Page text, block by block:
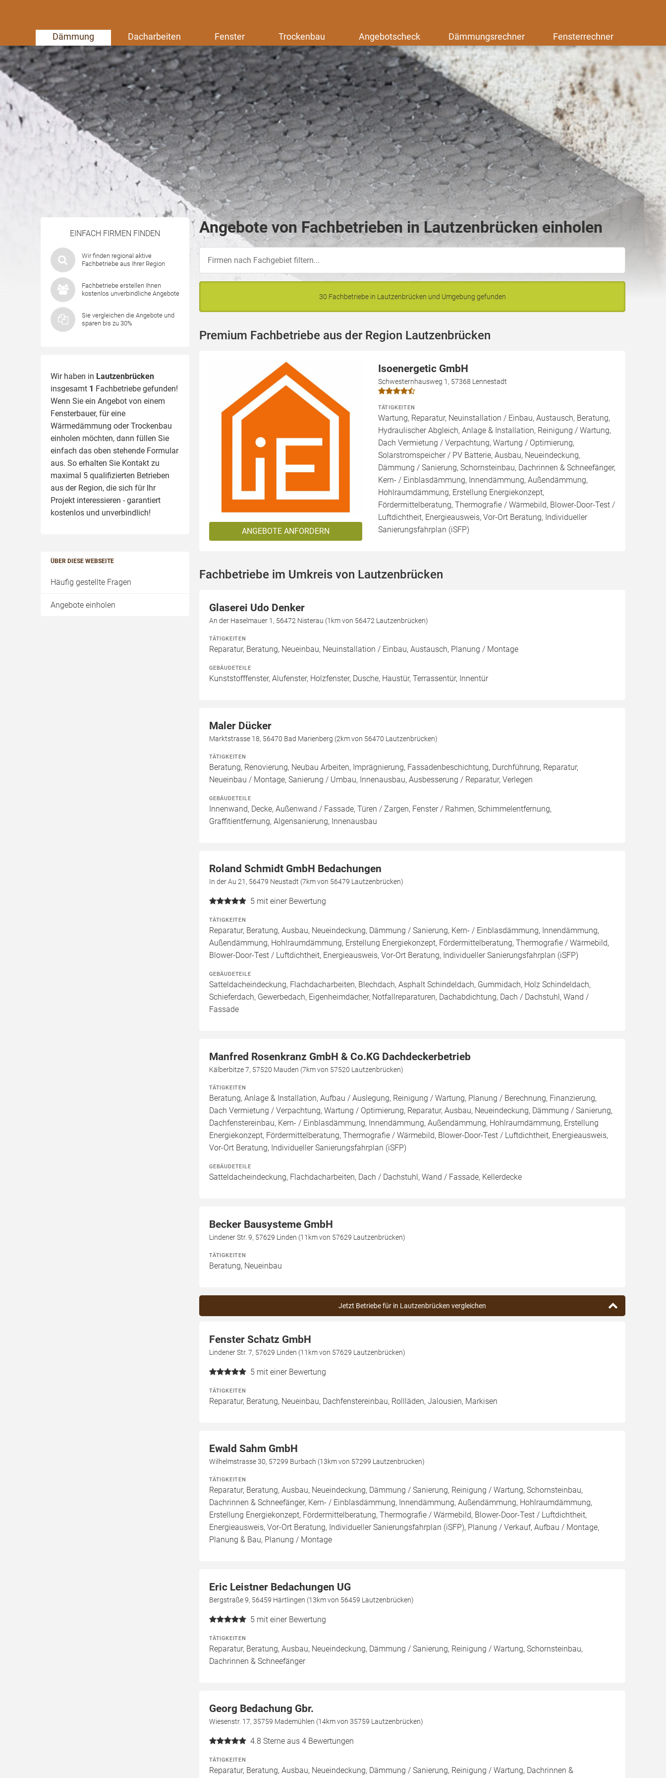
Dämmung Dacharbeiten Fenster Trockenbau Angebotscheck Dämmungsrechner Fensterrechner
EINFACH FIRMEN FINDEN
Wir finden regional aktive
Fachbetriebe aus Ihrer Region
Fachbetriebe erstellen Ihnen
kostenlos unverbindliche Angebote
Sie vergleichen die Angebote und
sparen bis zu 30%
Wir haben in Lautzenbrücken
insgesamt 1 Fachbetriebe gefunden!
Wenn Sie ein Angebot von einem
Fensterbauer, für eine
Wärmedämmung oder Trockenbau
einholen möchten, dann füllen Sie
einfach das oben stehende Formular
aus. So erhalten Sie Kontakt zu
maximal 5 qualifizierten Betrieben
aus der Region, die sich für Ihr
Projekt interessieren - garantiert
kostenlos und unverbindlich!
ÜBER DIESE WEBSEITE
Häufig gestellte Fragen
Angebote einholen
Angebote von Fachbetrieben in Lautzenbrücken einholen
30 Fachbetriebe in Lautzenbrücken und Umgebung gefunden
Premium Fachbetriebe aus der Region Lautzenbrücken
ANGEBOTE ANFORDERN
Isoenergetic GmbH
Schwesternhausweg 1, 57368 Lennestadt
TÄTIGKEITEN
Wartung, Reparatur, Neuinstallation / Einbau, Austausch, Beratung,
Hydraulischer Abgleich, Anlage & Installation, Reinigung / Wartung,
Dach Vermietung / Verpachtung, Wartung / Optimierung,
Solarstromspeicher / PV Batterie, Ausbau, Neueindeckung,
Dämmung / Sanierung, Schornsteinbau, Dachrinnen & Schneefänger,
Kern- / Einblasdämmung, Innendämmung, Außendämmung,
Hohlraumdämmung, Erstellung Energiekonzept,
Fördermittelberatung, Thermografie / Wärmebild, Blower-Door-Test /
Luftdichtheit, Energieausweis, Vor-Ort Beratung, Individueller
Sanierungsfahrplan (iSFP)
Fachbetriebe im Umkreis von Lautzenbrücken
Glaserei Udo Denker
An der Haselmauer 1, 56472 Nisterau (1km von 56472 Lautzenbrücken)
TÄTIGKEITEN
Reparatur, Beratung, Neueinbau, Neuinstallation / Einbau, Austausch, Planung / Montage
GEBÄUDETEILE
Kunststofffenster, Alufenster, Holzfenster, Dusche, Haustür, Terrassentür, Innentür
Maler Dücker
Marktstrasse 18, 56470 Bad Marienberg (2km von 56470 Lautzenbrücken)
TÄTIGKEITEN
Beratung, Renovierung, Neubau Arbeiten, Imprägnierung, Fassadenbeschichtung, Durchführung, Reparatur,
Neueinbau / Montage, Sanierung / Umbau, Innenausbau, Ausbesserung / Reparatur, Verlegen
GEBÄUDETEILE
Innenwand, Decke, Außenwand / Fassade, Türen / Zargen, Fenster / Rahmen, Schimmelentfernung,
Graffitientfernung, Algensanierung, Innenausbau
Roland Schmidt GmbH Bedachungen
In der Au 21, 56479 Neustadt (7km von 56479 Lautzenbrücken)
5 mit einer Bewertung
TÄTIGKEITEN
Reparatur, Beratung, Ausbau, Neueindeckung, Dämmung / Sanierung, Kern- / Einblasdämmung, Innendämmung,
Außendämmung, Hohlraumdämmung, Erstellung Energiekonzept, Fördermittelberatung, Thermografie / Wärmebild,
Blower-Door-Test / Luftdichtheit, Energieausweis, Vor-Ort Beratung, Individueller Sanierungsfahrplan (iSFP)
GEBÄUDETEILE
Satteldacheindeckung, Flachdacharbeiten, Blechdach, Asphalt Schindeldach, Gummidach, Holz Schindeldach,
Schieferdach, Gewerbedach, Eigenheimdächer, Notfallreparaturen, Dachabdichtung, Dach / Dachstuhl, Wand /
Fassade
Manfred Rosenkranz GmbH & Co.KG Dachdeckerbetrieb
Kälberbitze 7, 57520 Mauden (7km von 57520 Lautzenbrücken)
TÄTIGKEITEN
Beratung, Anlage & Installation, Aufbau / Auslegung, Reinigung / Wartung, Planung / Berechnung, Finanzierung,
Dach Vermietung / Verpachtung, Wartung / Optimierung, Reparatur, Ausbau, Neueindeckung, Dämmung / Sanierung,
Dachfenstereinbau, Kern- / Einblasdämmung, Innendämmung, Außendämmung, Hohlraumdämmung, Erstellung
Energiekonzept, Fördermittelberatung, Thermografie / Wärmebild, Blower-Door-Test / Luftdichtheit, Energieausweis,
Vor-Ort Beratung, Individueller Sanierungsfahrplan (iSFP)
GEBÄUDETEILE
Satteldacheindeckung, Flachdacharbeiten, Dach / Dachstuhl, Wand / Fassade, Kellerdecke
Becker Bausysteme GmbH
Lindener Str. 9, 57629 Linden (11km von 57629 Lautzenbrücken)
TÄTIGKEITEN
Beratung, Neueinbau
Jetzt Betriebe für in Lautzenbrücken vergleichen
Fenster Schatz GmbH
Lindener Str. 7, 57629 Linden (11km von 57629 Lautzenbrücken)
5 mit einer Bewertung
TÄTIGKEITEN
Reparatur, Beratung, Neueinbau, Dachfenstereinbau, Rollläden, Jalousien, Markisen
Ewald Sahm GmbH
Wilhelmstrasse 30, 57299 Burbach (13km von 57299 Lautzenbrücken)
TÄTIGKEITEN
Reparatur, Beratung, Ausbau, Neueindeckung, Dämmung / Sanierung, Reinigung / Wartung, Schornsteinbau,
Dachrinnen & Schneefänger, Kern- / Einblasdämmung, Innendämmung, Außendämmung, Hohlraumdämmung,
Erstellung Energiekonzept, Fördermittelberatung, Thermografie / Wärmebild, Blower-Door-Test / Luftdichtheit,
Energieausweis, Vor-Ort Beratung, Individueller Sanierungsfahrplan (iSFP), Planung / Verkauf, Aufbau / Montage,
Planung & Bau, Planung / Montage
Eric Leistner Bedachungen UG
Bergstraße 9, 56459 Härtlingen (13km von 56459 Lautzenbrücken)
5 mit einer Bewertung
TÄTIGKEITEN
Reparatur, Beratung, Ausbau, Neueindeckung, Dämmung / Sanierung, Reinigung / Wartung, Schornsteinbau,
Dachrinnen & Schneefänger
Georg Bedachung Gbr.
Wiesenstr. 17, 35759 Mademühlen (14km von 35759 Lautzenbrücken)
4.8 Sterne aus 4 Bewertungen
TÄTIGKEITEN
Reparatur, Beratung, Ausbau, Neueindeckung, Dämmung / Sanierung, Reinigung / Wartung, Dachrinnen &